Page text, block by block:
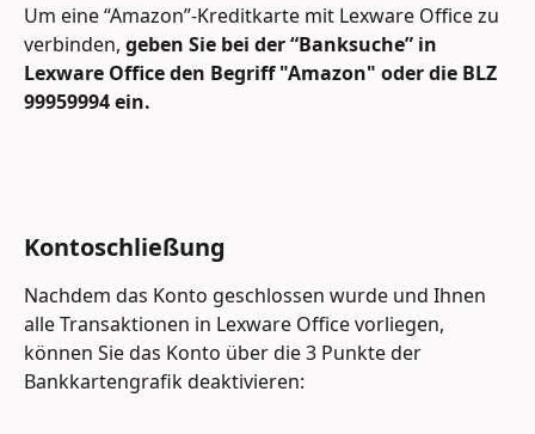
Um eine “Amazon”-Kreditkarte mit Lexware Office zu
verbinden, geben Sie bei der “Banksuche” in
Lexware Office den Begriff "Amazon" oder die BLZ
99959994 ein.
Kontoschließung
Nachdem das Konto geschlossen wurde und Ihnen
alle Transaktionen in Lexware Office vorliegen,
können Sie das Konto über die 3 Punkte der
Bankkartengrafik deaktivieren: